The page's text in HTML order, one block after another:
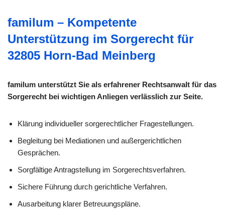
familum – Kompetente
Unterstützung im Sorgerecht für
32805 Horn-Bad Meinberg
familum unterstützt Sie als erfahrener Rechtsanwalt für das
Sorgerecht bei wichtigen Anliegen verlässlich zur Seite.
Klärung individueller sorge­rechtlicher Fragestellungen.
Begleitung bei Mediationen und außergerichtlichen
Gesprächen.
Sorgfältige Antragstellung im Sorgerechtsverfahren.
Sichere Führung durch gerichtliche Verfahren.
Ausarbeitung klarer Betreuungspläne.